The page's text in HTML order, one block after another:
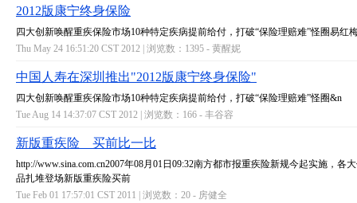
2012版康宁终身保险
四大创新唤醒重疾保险市场10种特定疾病提前给付，打破“保险理赔难”怪圈易红
Thu May 24 16:51:20 CST 2012 | 浏览数：1395 - 黄醒妮
中国人寿在深圳推出"2012版康宁终身保险"
四大创新唤醒重疾保险市场10种特定疾病提前给付，打破“保险理赔难”怪圈&n
Tue Aug 14 14:37:07 CST 2012 | 浏览数：166 - 丰谷容
新版重疾险 买前比一比
http://www.sina.com.cn2007年08月01日09:32南方都市报重疾险新规今起实施，各
品扎堆登场新版重疾险买前
Tue Feb 01 17:57:01 CST 2011 | 浏览数：20 - 房健全